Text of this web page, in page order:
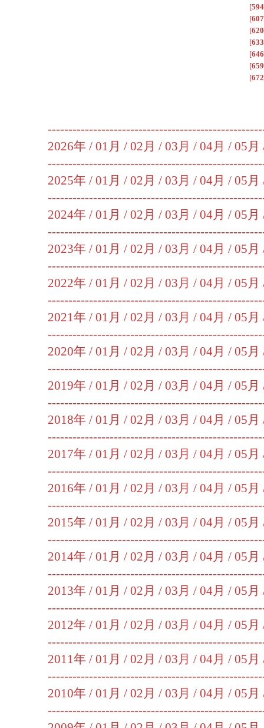
[594
[607
[620
[633
[646
[659
[672
2026年 / 01月 / 02月 / 03月 / 04月 / 05月
2025年 / 01月 / 02月 / 03月 / 04月 / 05月
2024年 / 01月 / 02月 / 03月 / 04月 / 05月
2023年 / 01月 / 02月 / 03月 / 04月 / 05月
2022年 / 01月 / 02月 / 03月 / 04月 / 05月
2021年 / 01月 / 02月 / 03月 / 04月 / 05月
2020年 / 01月 / 02月 / 03月 / 04月 / 05月
2019年 / 01月 / 02月 / 03月 / 04月 / 05月
2018年 / 01月 / 02月 / 03月 / 04月 / 05月
2017年 / 01月 / 02月 / 03月 / 04月 / 05月
2016年 / 01月 / 02月 / 03月 / 04月 / 05月
2015年 / 01月 / 02月 / 03月 / 04月 / 05月
2014年 / 01月 / 02月 / 03月 / 04月 / 05月
2013年 / 01月 / 02月 / 03月 / 04月 / 05月
2012年 / 01月 / 02月 / 03月 / 04月 / 05月
2011年 / 01月 / 02月 / 03月 / 04月 / 05月
2010年 / 01月 / 02月 / 03月 / 04月 / 05月